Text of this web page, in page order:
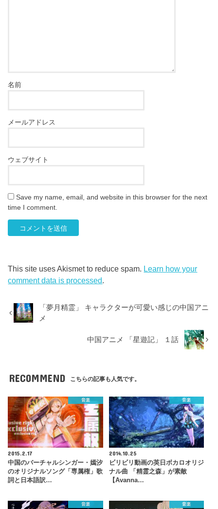
名前
メールアドレス
ウェブサイト
Save my name, email, and website in this browser for the next
time I comment.
This site uses Akismet to reduce spam. Learn how your
comment data is processed.
「夢月精霊」 キャラクターが可愛い感じの中国アニ
メ
中国アニメ 「星遊記」 １話
RECOMMEND こちらの記事も人気です。
音楽
2015.2.17
中国のバーチャルシンガー・嫣汐
のオリジナルソング「専属権」歌
詞と日本語訳…
音楽
2014.10.25
ビリビリ動画の英日ボカロオリジ
ナル曲 「精霊之森」が素敵
【Avanna…
音楽 音楽